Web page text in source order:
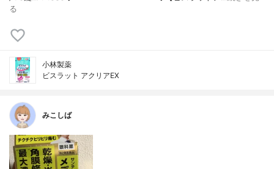
る
小林製薬
ビスラット アクリアEX
みこしば